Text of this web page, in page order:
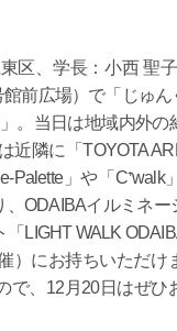
、学長：小西 聖子
前広場）で「じゅ
。当日は地域内外の
隣に「TOYOTA
」や「C⁺walk
ODAIBAイルミネー
LIGHT WALK
）にお持ちいただけ
で、12月20日はぜ